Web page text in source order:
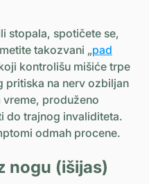
stopala, spotičete se,
takozvani „pad
kontrolišu mišiće trpe
pritiska na nerv ozbiljan
vreme, produženo
do trajnog invaliditeta.
odmah procene.
nogu (išijas)